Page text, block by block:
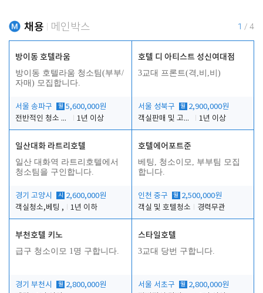
채용 메인박스 1 / 4
방이동 호텔라움
방이동 호텔라움 청소팀(부부/
자매) 모집합니다.
서울 송파구 월 5,600,000원
전반적인 청소 업무(객실청소.객실정리)
1년 이상
호텔 디 아티스트 성신여대점
3교대 프론트(격,비,비)
서울 성북구 월 2,900,000원
객실판매 및 고객응대
1년 이상
일산대화 라트리호텔
일산 대화역 라트리호텔에서
청소팀을 구인합니다.
경기 고양시 시
2,600,000원
객실청소,베팅 ,
1년 이하
호텔에어포트준
베팅, 청소이모, 부부팀 모집
합니다.
인천 중구 월 2,500,000원
객실 및 호텔청소
경력무관
부천호텔 키노
급구 청소이모 1명 구합니다.
경기 부천시 월 2,800,000원
스타일호텔
3교대 당번 구합니다.
서울 서초구 월 2,800,000원